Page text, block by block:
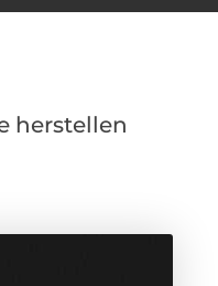
herstellen